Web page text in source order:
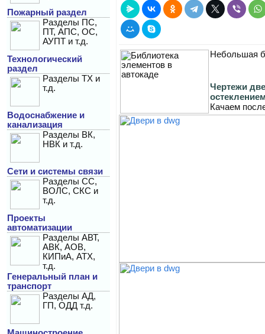
Пожарный раздел
Разделы ПС,
ПТ, АПС, ОС,
АУПТ и т.д.
Технологический
раздел
Разделы ТХ и
т.д.
Водоснабжение и
канализация
Разделы ВК,
НВК и т.д.
Сети и системы связи
Разделы СС,
ВОЛС, СКС и
т.д.
Проекты
автоматизации
Разделы АВТ,
АВК, АОВ,
КИПиА, АТХ,
т.д.
Генеральный план и
транспорт
Разделы АД,
ГП, ОДД т.д.
Небольшая
Чертежи
Качаем